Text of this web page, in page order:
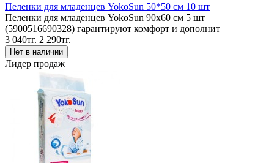
Пеленки для младенцев YokoSun 50*50 см 10 шт
Пеленки для младенцев YokoSun 90x60 см 5 шт
(5900516690328) гарантируют комфорт и дополнит
3 040тг. 2 290тг.
Лидер продаж